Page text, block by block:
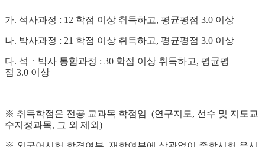
가. 석사과정 : 12 학점 이상 취득하고, 평균평점 3.0 이상
나. 박사과정 : 21 학점 이상 취득하고, 평균평점 3.0 이상
다. 석ㆍ박사 통합과정 : 30 학점 이상 취득하고, 평균평
점 3.0 이상
※ 취득학점은 전공 교과목 학점임 (연구지도, 선수 및 지도교
수지정과목, 그 외 제외 )